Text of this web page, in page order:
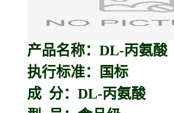
产品名称：DL-丙氨酸
执行标准：国标
成 分：DL-丙氨酸